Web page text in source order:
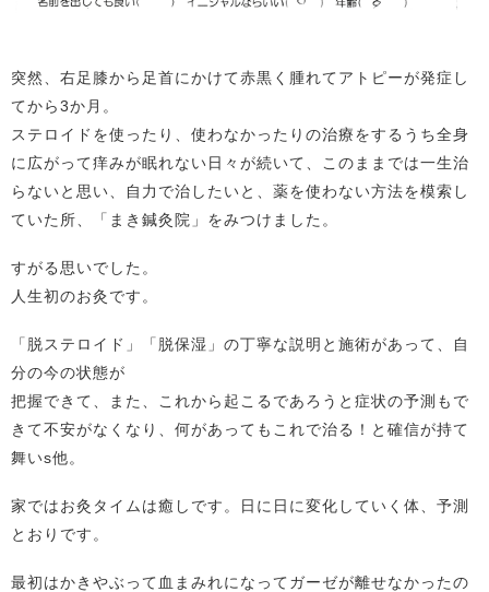
突然、右足膝から足首にかけて赤黒く腫れてアトピーが発症し
てから3か月。
ステロイドを使ったり、使わなかったりの治療をするうち全身
に広がって痒みが眠れない日々が続いて、このままでは一生治
らないと思い、自力で治したいと、薬を使わない方法を模索し
ていた所、「まき鍼灸院」をみつけました。
すがる思いでした。
人生初のお灸です。
「脱ステロイド」「脱保湿」の丁寧な説明と施術があって、自
分の今の状態が
把握できて、また、これから起こるであろうと症状の予測もで
きて不安がなくなり、何があってもこれで治る！と確信が持て
舞いs他。
家ではお灸タイムは癒しです。日に日に変化していく体、予測
とおりです。
最初はかきやぶって血まみれになってガーゼが離せなかったの